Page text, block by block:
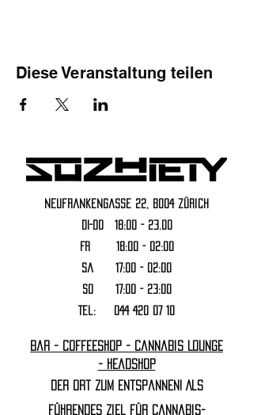
Diese Veranstaltung teilen
Neufrankengasse 22, 8004 Zürich
DI-DO 18:00 - 23.00
FR 18:00 - 02:00
Sa 17:00 - 02:00
SO 17:00 - 23:00
Tel: 044 420 07 10
Bar - Coffeeshop - Cannabis Lounge
- Headshop
Der Ort zum Entspannen! Als
führendes Ziel für Cannabis-